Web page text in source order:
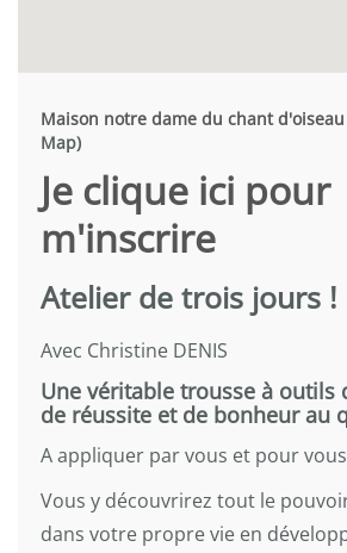
Maison notre dame du chant d'oiseau
Map)
Je clique ici pour
m'inscrire
Atelier de trois jours !
Avec Christine DENIS
Une véritable trousse à outils
de réussite et de bonheur au
A appliquer par vous et pour
Vous y découvrirez tout le
dans votre propre vie en